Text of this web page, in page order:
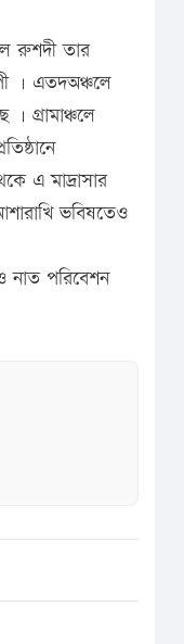
রুশদী তার
। এতদঅঞ্চলে
গ্রামাঞ্চলে
এ মাদ্রাসার
ভবিষতেও
নাত পরিবেশন